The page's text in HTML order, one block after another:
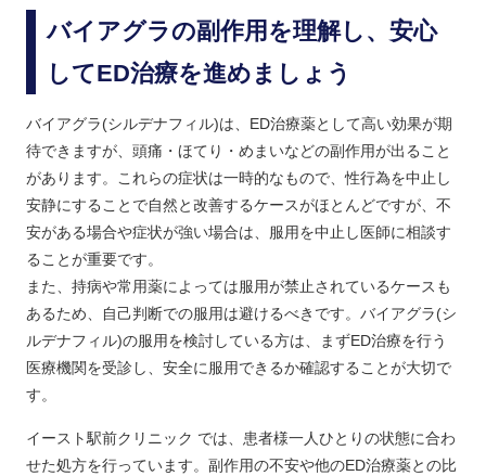
バイアグラの副作用を理解し、安心
してED治療を進めましょう
バイアグラ(シルデナフィル)は、ED治療薬として高い効果が期
待できますが、頭痛・ほてり・めまいなどの副作用が出ること
があります。これらの症状は一時的なもので、性行為を中止し
安静にすることで自然と改善するケースがほとんどですが、不
安がある場合や症状が強い場合は、服用を中止し医師に相談す
ることが重要です。
また、持病や常用薬によっては服用が禁止されているケースも
あるため、自己判断での服用は避けるべきです。バイアグラ(シ
ルデナフィル)の服用を検討している方は、まずED治療を行う
医療機関を受診し、安全に服用できるか確認することが大切で
す。
イースト駅前クリニック では、患者様一人ひとりの状態に合わ
せた処方を行っています。副作用の不安や他のED治療薬との比